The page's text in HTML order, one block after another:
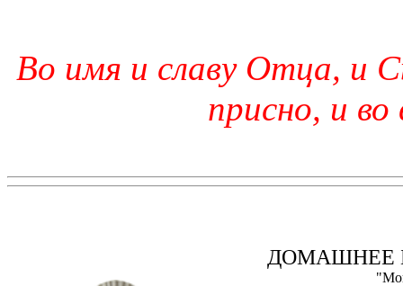
Во имя и славу Отца, и
присно, и во
ДОМАШНЕЕ